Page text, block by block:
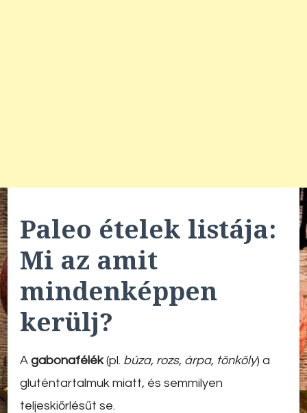
Paleo ételek listája:
Mi az amit
mindenképpen
kerülj?
A gabonafélék(pl. búza, rozs, árpa, tönköly) a
gluténtartalmuk miatt, és semmilyen
teljeskiőrlésűt se.